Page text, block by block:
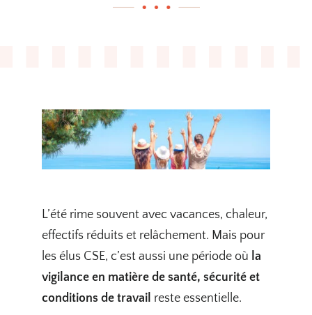
L’été rime souvent avec vacances, chaleur,
effectifs réduits et relâchement. Mais pour
les élus CSE, c’est aussi une période où la
vigilance en matière de santé, sécurité et
conditions de travail reste essentielle.